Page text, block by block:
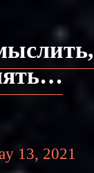
13, 2021